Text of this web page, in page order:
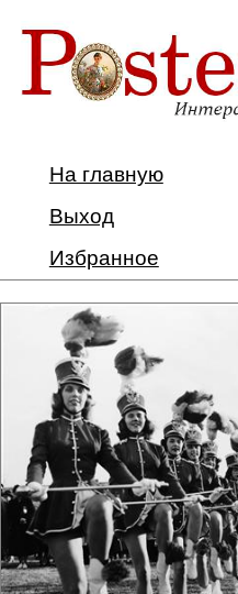
На главную
Выход
Избранное